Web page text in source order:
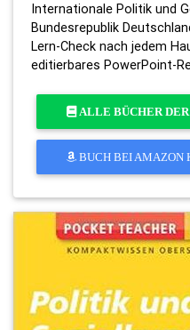
Internationale Politik und
Bundesrepublik
Lern-Check nach jedem
editierbares PowerPoint-
ALLE BÜCHER
BUCH BEI AMAZON